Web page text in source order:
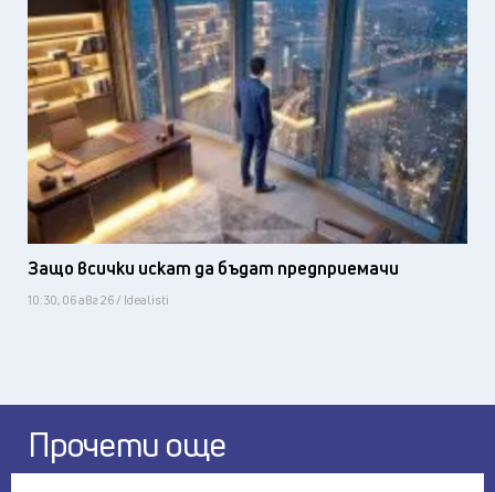
Защо всички искат да бъдат предприемачи
10:30, 06 авг 26 / Idealisti
Прочети още